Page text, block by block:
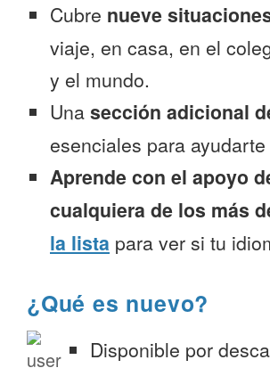
Cubre nueve
viaje, en casa, en el
y el mundo.
Una sección adicional
esenciales para
Aprende con el apoyo
cualquiera de los más
la lista para ver si tu
¿Qué es nuevo?
Disponible por